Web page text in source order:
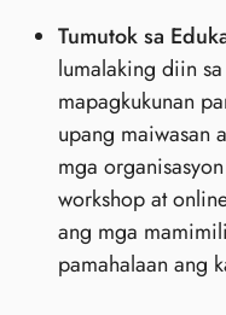
Tumutok sa
lumalaking diin
mapagkukunan
upang maiwasan
mga
workshop at
ang mga
pamahalaan ang